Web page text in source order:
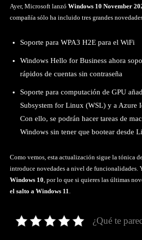
Ayer, Microsoft lanzó Windows 10 November
compañía sólo ha incluido tres grandes
Soporte para WPA3 H2E para el WiFi
Windows Hello for Business ahora
rápidos de cuentas sin contraseña
Soporte para computación de GPU
Subsystem for Linux (WSL) y a Azure
Con ello, se podrán hacer tareas de
Windows sin tener que bootear desde
Como vemos, esta actualización sigue la tónica
introduce novedades a nivel de funcionalidades.
Windows 10, por lo que si quieres las últimas
el salto a Windows 11.
¿Qué te